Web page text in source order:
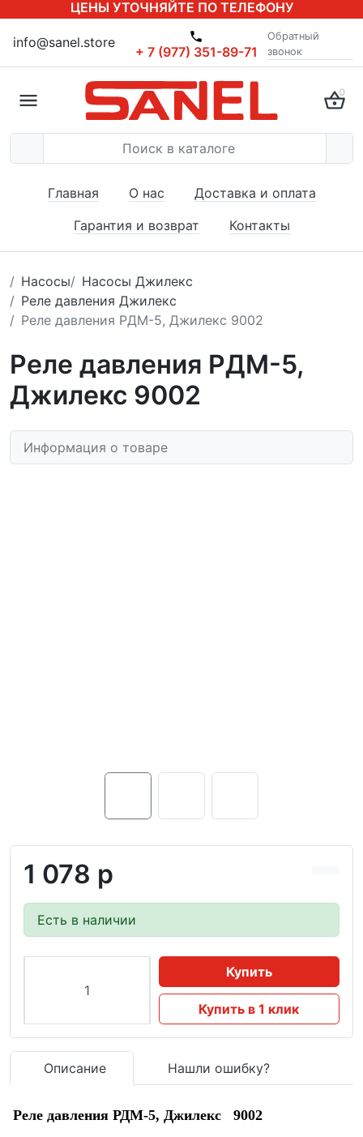
ЦЕНЫ УТОЧНЯЙТЕ ПО ТЕЛЕФОНУ
info@sanel.store
+ 7 (977) 351-89-71
Обратный
звонок
0
Главная О нас
Доставка и оплата
Гарантия и возврат
Контакты
Насосы
Насосы Джилекс
Реле давления Джилекс
Реле давления РДМ-5, Джилекс 9002
Реле давления РДМ-5,
Джилекс 9002
Информация о товаре
1 078 р
Есть в наличии
Купить
Купить в 1 клик
Описание Нашли ошибку?
Реле давления РДМ-5, Джилекс 9002